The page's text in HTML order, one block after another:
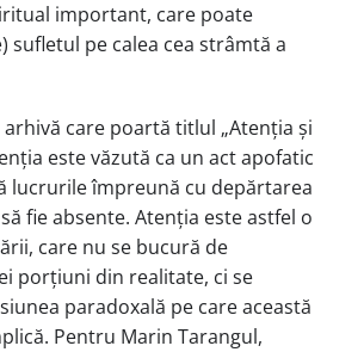
important, care poate
sufletul pe calea cea strâmtă a
care poartă titlul „Atenția și
este văzută ca un act apofatic
lucrurile împreună cu depărtarea
fie absente. Atenția este astfel o
care nu se bucură de
porțiuni din realitate, ci se
paradoxală pe care această
Pentru Marin Tarangul,